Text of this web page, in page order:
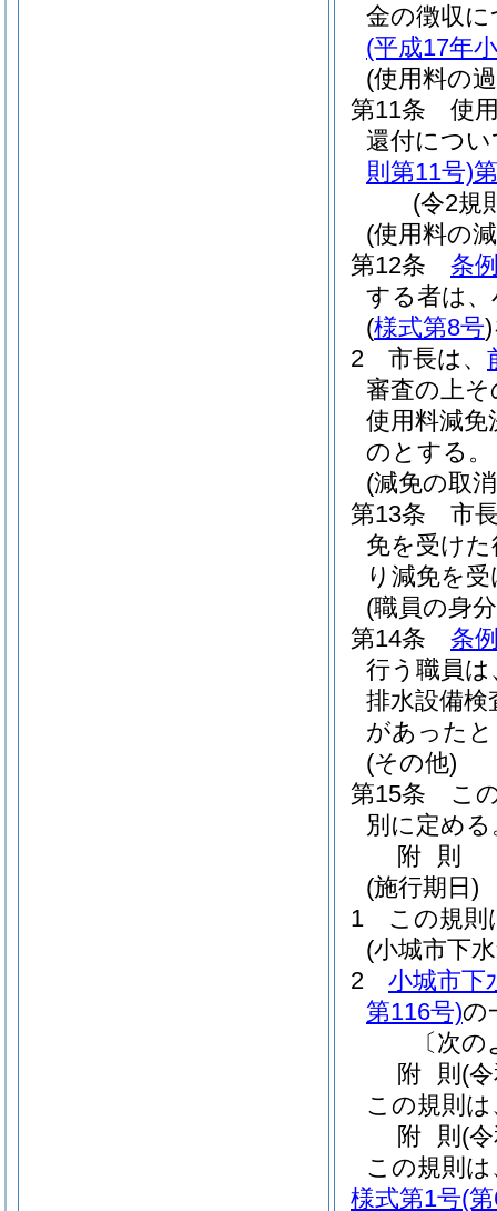
金の徴収
(平成17年
(使用料の
第11条
使
還付につ
則第11号)
(令2規
(使用料の
第12条
条
する者は、
(様式第8号)
2
市長は、
審査の上
使用料減免
のとする。
(減免の取
第13条
市
免を受け
り減免を
(職員の身
第14条
条
行う職員は
排水設備検
があった
(その他)
第15条
こ
別に定める
附 則
(施行期日)
1
この規則
(小城市下
2
小城市下
第116号)の
〔次
附 則 (
この規則
附 則 (
この規則
様式第1号(